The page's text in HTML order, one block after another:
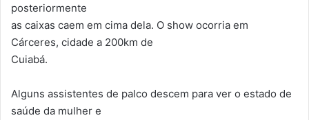
posteriormente
as caixas caem em cima dela. O show ocorria em
Cárceres, cidade a 200km de
Cuiabá.
Alguns assistentes de palco descem para ver o estado de
saúde da mulher e